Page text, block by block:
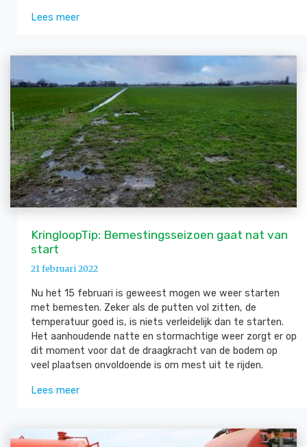
Lees meer
KringloopTip: Bemestingsseizoen gaat nat van
start
21 februari 2022
Nu het 15 februari is geweest mogen we weer starten
met bemesten. Zeker als de putten vol zitten, de
temperatuur goed is, is niets verleidelijk dan te starten.
Het aanhoudende natte en stormachtige weer zorgt er op
dit moment voor dat de draagkracht van de bodem op
veel plaatsen onvoldoende is om mest uit te rijden.
Lees meer